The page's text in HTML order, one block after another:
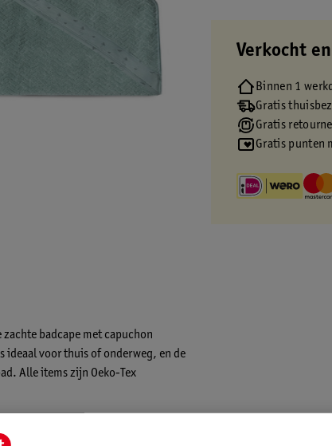
badcape met capuchon
ideaal voor thuis of onderweg, en de
Alle items zijn Oeko-Tex
Verkocht
Binnen 1
Gratis
Gratis
Gratis punten